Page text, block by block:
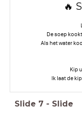
🔥
De soep kookt
Als het water
Kip
Ik laat de kip
Slide 7 - Slide